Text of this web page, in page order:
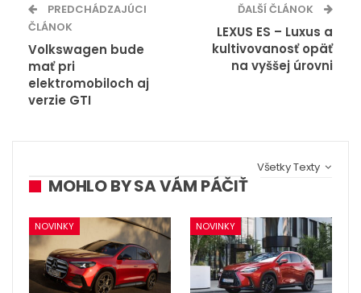
PREDCHÁDZAJÚCI
ČLÁNOK
Volkswagen bude
mať pri
elektromobiloch aj
verzie GTI
ĎALŠÍ ČLÁNOK
LEXUS ES – Luxus a
kultivovanosť opäť
na vyššej úrovni
Všetky Texty
MOHLO BY SA VÁM PÁČIŤ
NOVINKY NOVINKY